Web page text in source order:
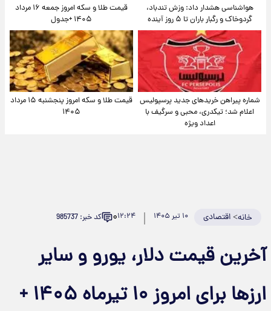
هواشناسی هشدار داد: وزش تندباد،
گردوخاک و رگبار باران تا ۵ روز آینده
قیمت طلا و سکه امروز جمعه ۱۶ مرداد
۱۴۰۵ +جدول
شماره پیراهن خریدهای جدید پرسپولیس
اعلام شد؛ تیکدری، محبی و سرگیف با
اعداد ویژه
قیمت طلا و سکه امروز پنجشنبه ۱۵ مرداد
۱۴۰۵
خانه>اقتصادی ۱۰ تیر ۱۴۰۵ ۱۲:۲۴۰ کد خبر: 985737
آخرین قیمت دلار، یورو و سایر
ارزها برای امروز ۱۰ تیرماه ۱۴۰۵ +